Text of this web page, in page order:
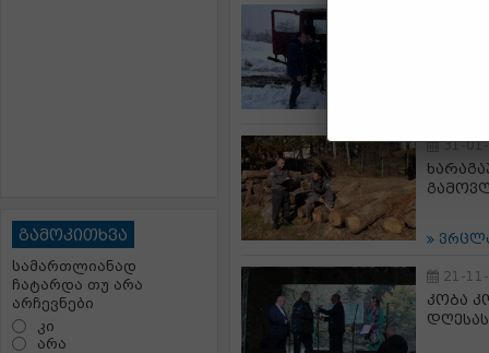
გამოკითხვა
სამართლიანად
ჩატარდა თუ არა
არჩევნები
კი
არა
31-
21-
კობა